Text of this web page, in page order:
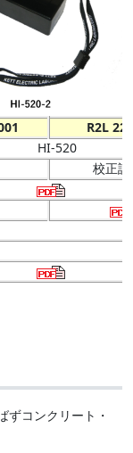
R2L
HI-520
校正
コンクリート・